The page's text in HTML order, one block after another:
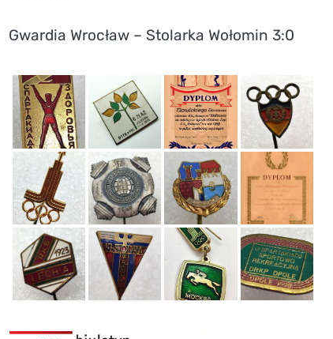
Gwardia Wrocław – Stolarka Wołomin 3:0